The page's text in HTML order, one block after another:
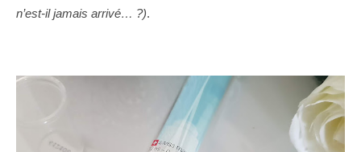
n’est-il jamais arrivé… ?).